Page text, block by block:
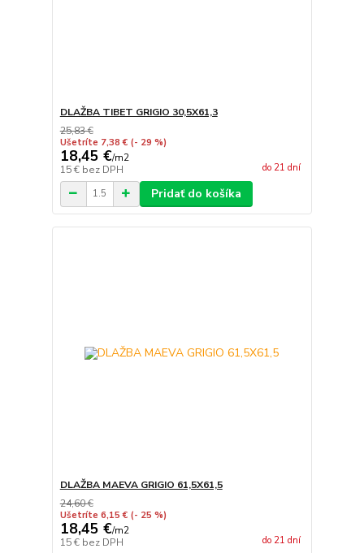
DLAŽBA TIBET GRIGIO 30,5X61,3
25,83 €
Ušetríte 7,38 € (- 29 %)
18,45 €/m2
15 € bez DPH do 21 dní
Pridať do košíka
DLAŽBA MAEVA GRIGIO 61,5X61,5
24,60 €
Ušetríte 6,15 € (- 25 %)
18,45 €/m2
15 € bez DPH do 21 dní